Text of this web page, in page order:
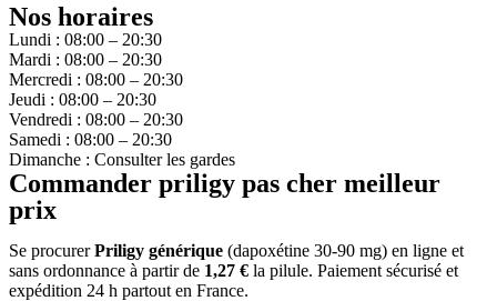
Nos horaires
Lundi : 08:00 – 20:30
Mardi : 08:00 – 20:30
Mercredi : 08:00 – 20:30
Jeudi : 08:00 – 20:30
Vendredi : 08:00 – 20:30
Samedi : 08:00 – 20:30
Dimanche : Consulter les gardes
Commander priligy pas cher meilleur
prix
Se procurerPriligy générique (dapoxétine 30-90 mg) en ligne et
sans ordonnance à partir de 1,27 € la pilule. Paiement sécurisé et
expédition 24 h partout en France.